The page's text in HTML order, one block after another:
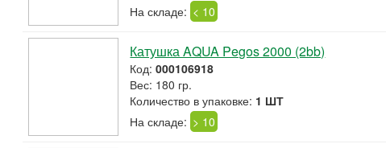
На складе: < 10
Катушка AQUA Pegos 2000 (2bb)
Код:000106918
Вес: 180 гр.
Количество в упаковке: 1 ШТ
На складе: > 10